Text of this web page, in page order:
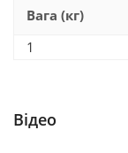
Вага (кг)
1
Відео